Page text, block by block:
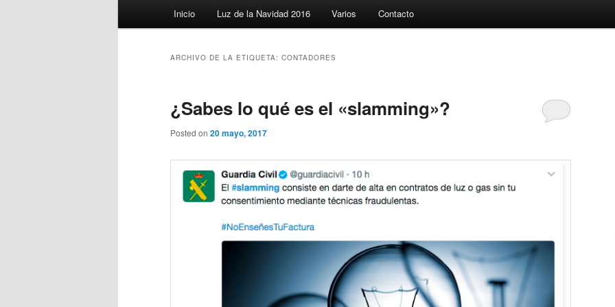
Inicio Luz de la Navidad 2016 Varios Contacto
ARCHIVO DE LA ETIQUETA: CONTADORES
¿Sabes lo qué es el «slamming»?
Posted on 20 mayo, 2017